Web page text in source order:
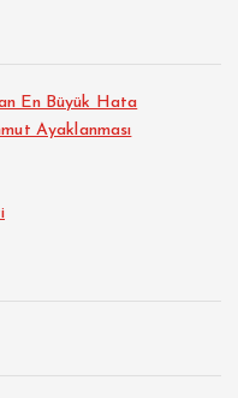
En Büyük Hata
Ayaklanması